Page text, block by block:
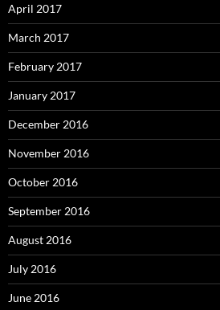
April 2017
March 2017
February 2017
January 2017
December 2016
November 2016
October 2016
September 2016
August 2016
July 2016
June 2016